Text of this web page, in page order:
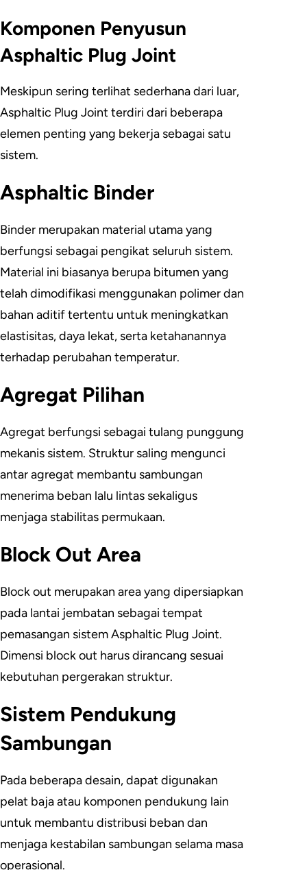
Komponen Penyusun
Asphaltic Plug Joint
Meskipun sering terlihat sederhana dari luar,
Asphaltic Plug Joint terdiri dari beberapa
elemen penting yang bekerja sebagai satu
sistem.
Asphaltic Binder
Binder merupakan material utama yang
berfungsi sebagai pengikat seluruh sistem.
Material ini biasanya berupa bitumen yang
telah dimodifikasi menggunakan polimer dan
bahan aditif tertentu untuk meningkatkan
elastisitas, daya lekat, serta ketahanannya
terhadap perubahan temperatur.
Agregat Pilihan
Agregat berfungsi sebagai tulang punggung
mekanis sistem. Struktur saling mengunci
antar agregat membantu sambungan
menerima beban lalu lintas sekaligus
menjaga stabilitas permukaan.
Block Out Area
Block out merupakan area yang dipersiapkan
pada lantai jembatan sebagai tempat
pemasangan sistem Asphaltic Plug Joint.
Dimensi block out harus dirancang sesuai
kebutuhan pergerakan struktur.
Sistem Pendukung
Sambungan
Pada beberapa desain, dapat digunakan
pelat baja atau komponen pendukung lain
untuk membantu distribusi beban dan
menjaga kestabilan sambungan selama masa
operasional.